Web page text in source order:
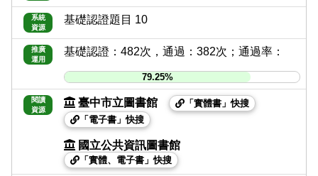
系統
資源
基礎認證題目 10
推廣
運用
基礎認證：482次，通過：382次；通過率：
79.25%
閱讀
資源
臺中市立圖書館
「實體書」快搜
「電子書」快搜
國立公共資訊圖書館
「實體、電子書」快搜